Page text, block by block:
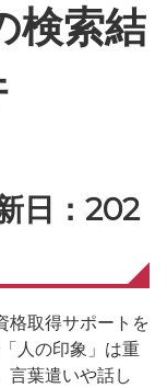
検索結
日：202
格取得サポートを
人の印象」は重
言葉遣いや話し